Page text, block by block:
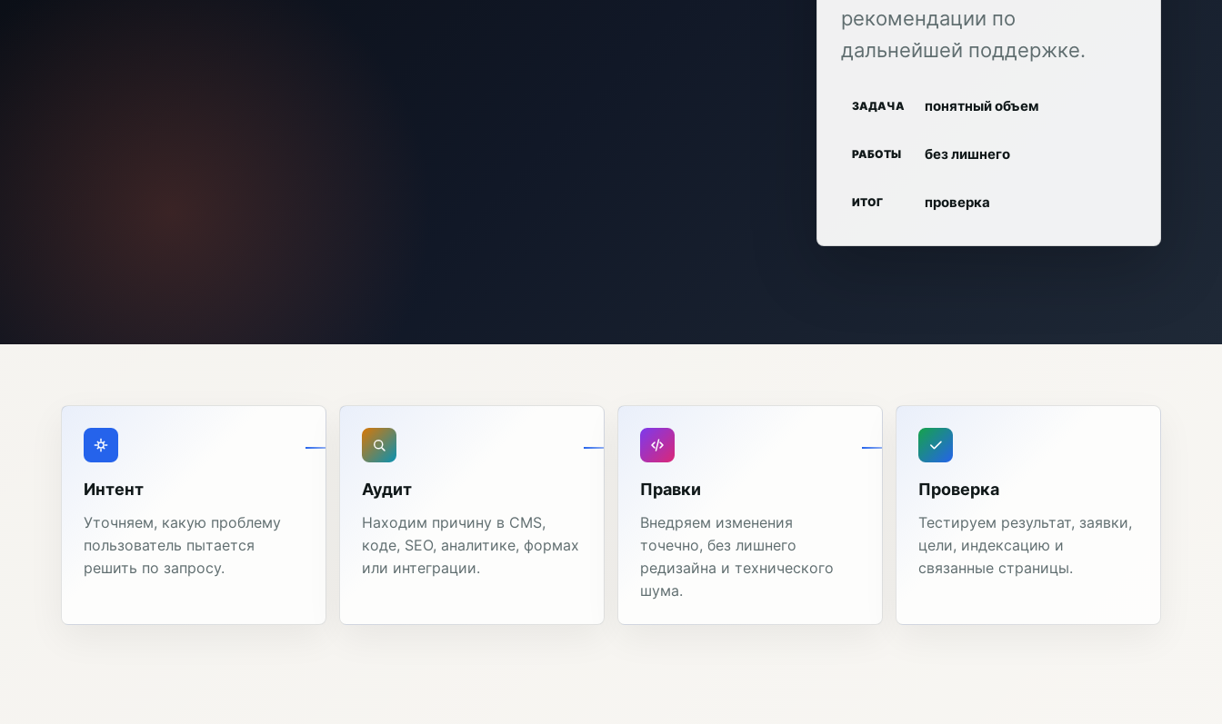
рекомендации по
дальнейшей поддержке.
ЗАДАЧА понятный объем
РАБОТЫ без лишнего
ИТОГ проверка
Интент
Уточняем, какую проблему
пользователь пытается
решить по запросу.
Аудит
Находим причину в CMS,
коде, SEO, аналитике, формах
или интеграции.
Правки
Внедряем изменения
точечно, без лишнего
редизайна и технического
шума.
Проверка
Тестируем результат, заявки,
цели, индексацию и
связанные страницы.